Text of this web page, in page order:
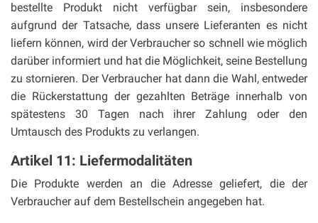
bestellte Produkt nicht verfügbar sein, insbesondere
aufgrund der Tatsache, dass unsere Lieferanten es nicht
liefern können, wird der Verbraucher so schnell wie möglich
darüber informiert und hat die Möglichkeit, seine Bestellung
zu stornieren. Der Verbraucher hat dann die Wahl, entweder
die Rückerstattung der gezahlten Beträge innerhalb von
spätestens 30 Tagen nach ihrer Zahlung oder den
Umtausch des Produkts zu verlangen.
Artikel 11: Liefermodalitäten
Die Produkte werden an die Adresse geliefert, die der
Verbraucher auf dem Bestellschein angegeben hat.